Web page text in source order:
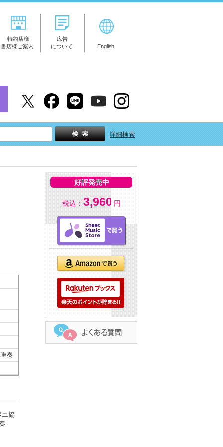
特約店様
書店様ご案内
広告
について
English
詳細検索
奏
エ協
好評発売中
税込： 3,960 円